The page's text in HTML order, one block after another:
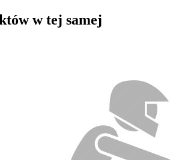
w tej samej